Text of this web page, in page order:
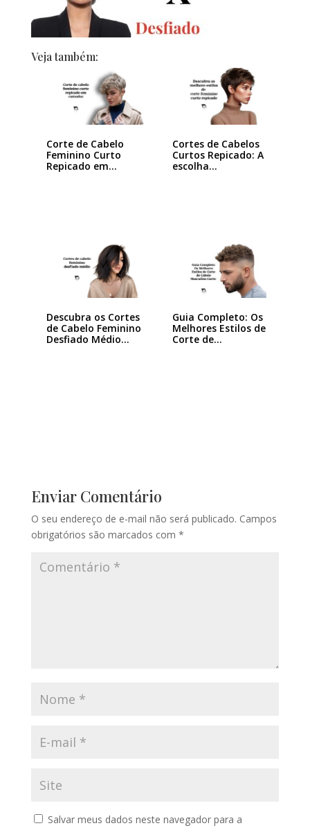
Veja também:
Corte de Cabelo
Feminino Curto
Repicado em
Cortes de Cabelos
Curtos Repicado: A
escolha…
Descubra os Cortes
de Cabelo Feminino
Desfiado Médio…
Guia Completo: Os
Melhores Estilos de
Corte de…
Enviar Comentário
O seu endereço de e-mail não será publicado. Campos
obrigatórios são marcados com *
Salvar meus dados neste navegador para a